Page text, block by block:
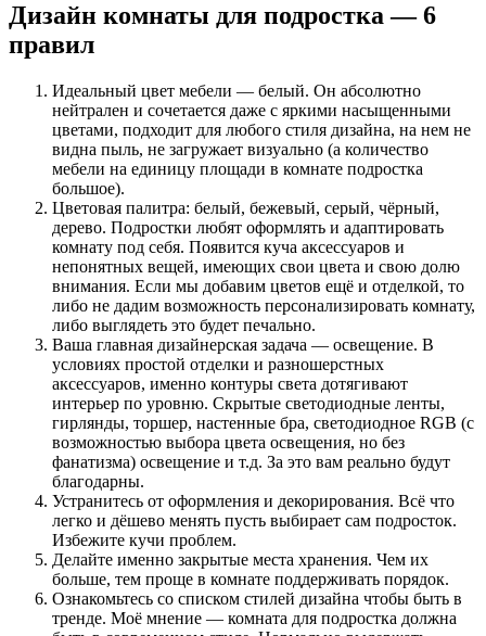
Дизайн комнаты для подростка — 6
правил
Идеальный цвет мебели — белый. Он абсолютно
нейтрален и сочетается даже с яркими насыщенными
цветами, подходит для любого стиля дизайна, на нем не
видна пыль, не загружает визуально (а количество
мебели на единицу площади в комнате подростка
большое).
Цветовая палитра: белый, бежевый, серый, чёрный,
дерево. Подростки любят оформлять и адаптировать
комнату под себя. Появится куча аксессуаров и
непонятных вещей, имеющих свои цвета и свою долю
внимания. Если мы добавим цветов ещё и отделкой, то
либо не дадим возможность персонализировать комнату,
либо выглядеть это будет печально.
Ваша главная дизайнерская задача — освещение. В
условиях простой отделки и разношерстных
аксессуаров, именно контуры света дотягивают
интерьер по уровню. Скрытые светодиодные ленты,
гирлянды, торшер, настенные бра, светодиодное RGB (с
возможностью выбора цвета освещения, но без
фанатизма) освещение и т.д. За это вам реально будут
благодарны.
Устранитесь от оформления и декорирования. Всё что
легко и дёшево менять пусть выбирает сам подросток.
Избежите кучи проблем.
Делайте именно закрытые места хранения. Чем их
больше, тем проще в комнате поддерживать порядок.
Ознакомьтесь со списком стилей дизайна чтобы быть в
тренде. Моё мнение — комната для подростка должна